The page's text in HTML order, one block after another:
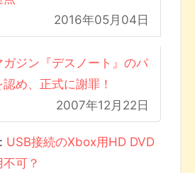
2016年05月04日
ガジン『デスノート』のパ
認め、正式に謝罪！
2007年12月22日
USB接続のXbox用HD DVD
可？